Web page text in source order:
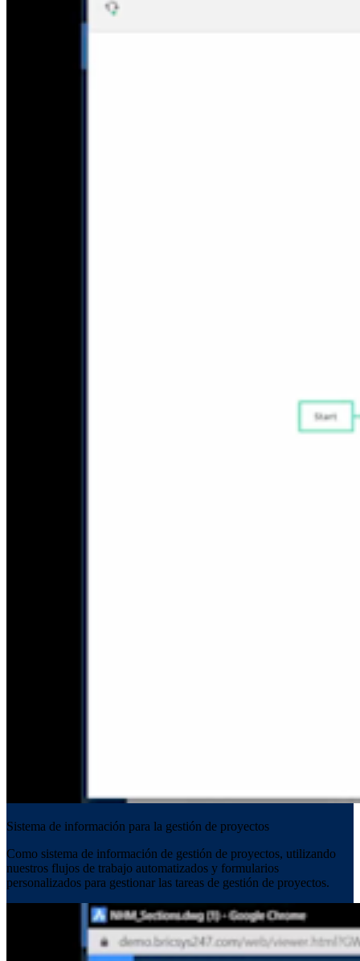
Sistema de información para la gestión de proyectos
Como sistema de información de gestión de proyectos, utilizando
nuestros flujos de trabajo automatizados y formularios
personalizados para gestionar las tareas de gestión de proyectos.